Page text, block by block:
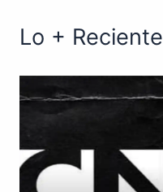
Lo + Reciente